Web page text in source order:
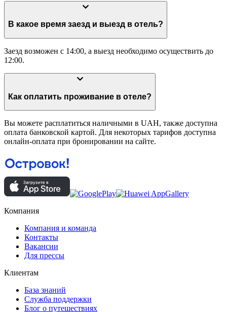
В какое время заезд и выезд в отель?
Заезд возможен с 14:00, а выезд необходимо осуществить до
12:00.
Как оплатить проживание в отеле?
Вы можете расплатиться наличными в UAH, также доступна
оплата банковской картой. Для некоторых тарифов доступна
онлайн-оплата при бронировании на сайте.
Компания
Компания и команда
Контакты
Вакансии
Для прессы
Клиентам
База знаний
Служба поддержки
Блог о путешествиях